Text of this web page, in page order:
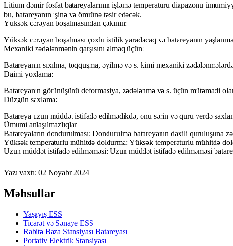
Litium dəmir fosfat batareyalarının işləmə temperaturu diapazonu
bu, batareyanın işinə və ömrünə təsir edəcək.
Yüksək cərəyan boşalmasından çəkinin:
Yüksək cərəyan boşalması çoxlu istilik yaradacaq və batareyanın
Mexaniki zədələnmənin qarşısını almaq üçün:
Batareyanın sıxılma, toqquşma, əyilmə və s. kimi mexaniki
Daimi yoxlama:
Batareyanın görünüşünü deformasiya, zədələnmə və s. üçün mütəmadi
Düzgün saxlama:
Batareya uzun müddət istifadə edilmədikdə, onu sərin və quru yerdə
Ümumi anlaşılmazlıqlar
Batareyaların dondurulması: Dondurulma batareyanın daxili quruluşuna
Yüksək temperaturlu mühitdə doldurma: Yüksək temperaturlu mühitdə
Uzun müddət istifadə edilməməsi: Uzun müddət istifadə edilməməsi
Yazı vaxtı: 02 Noyabr 2024
Məhsullar
Yaşayış ESS
Ticarət və Sənaye ESS
Rabitə Baza Stansiyası Batareyası
Portativ Elektrik Stansiyası